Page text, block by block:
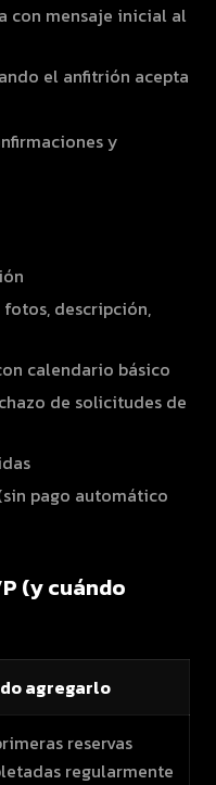
con mensaje inicial al
el anfitrión acepta
y
descripción,
calendario básico
de solicitudes de
pago automático
(y cuándo
agregarlo
reservas
regularmente